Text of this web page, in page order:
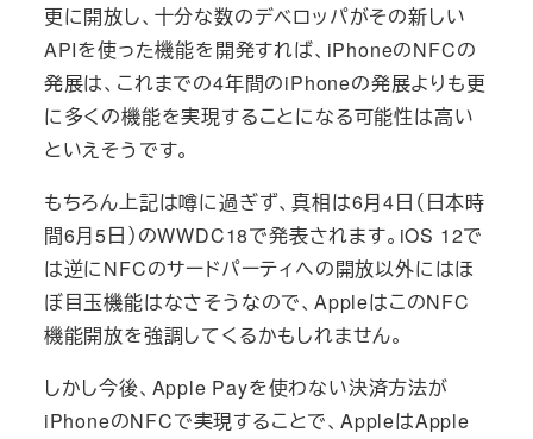
更に開放し、十分な数のデベロッパがその新しい
APIを使った機能を開発すれば、iPhoneのNFCの
発展は、これまでの4年間のiPhoneの発展よりも更
に多くの機能を実現することになる可能性は高い
といえそうです。
もちろん上記は噂に過ぎず、真相は6月4日（日本時
間6月5日）のWWDC18で発表されます。iOS 12で
は逆にNFCのサードパーティへの開放以外にはほ
ぼ目玉機能はなさそうなので、AppleはこのNFC
機能開放を強調してくるかもしれません。
しかし今後、Apple Payを使わない決済方法が
iPhoneのNFCで実現することで、AppleはApple